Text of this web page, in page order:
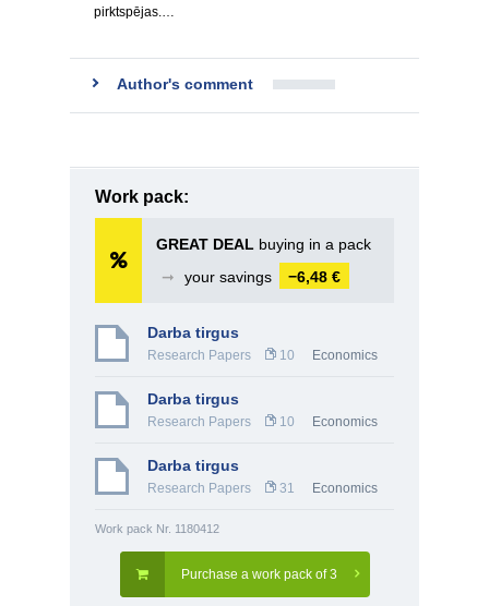
pirktspējas.…
Author's comment
Work pack:
GREAT DEAL buying in a pack
➞
your savings −6,48 €
Darba tirgus
Research Papers 10 Economics
Darba tirgus
Research Papers 10 Economics
Darba tirgus
Research Papers 31 Economics
Work pack Nr. 1180412
Purchase a work pack of 3